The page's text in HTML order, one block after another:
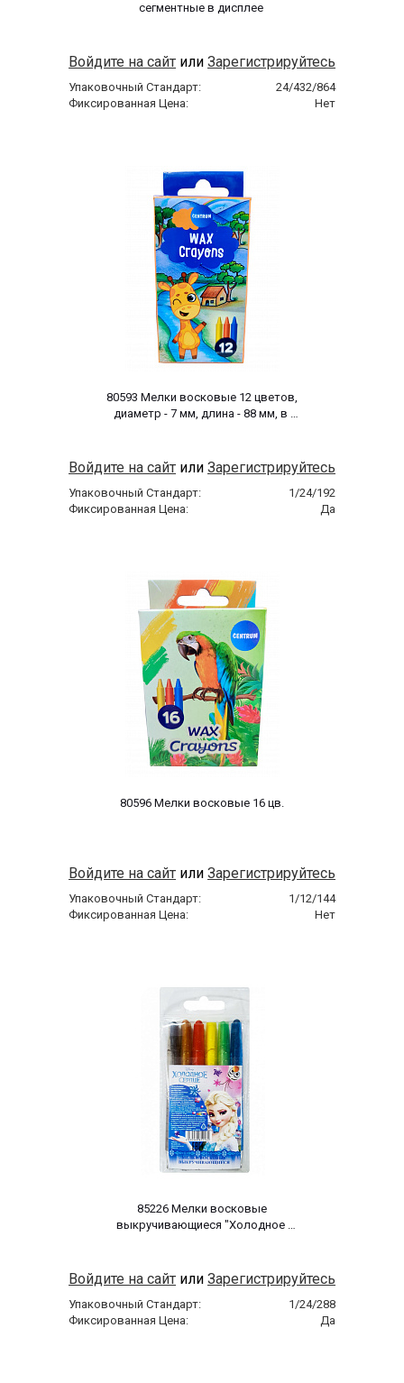
сегментные в дисплее
Войдите на сайт или Зарегистрируйтесь
Упаковочный Стандарт:
24/432/864
Фиксированная Цена:
Нет
80593 Мелки восковые 12 цветов,
диаметр - 7 мм, длина - 88 мм, в
Войдите на сайт или Зарегистрируйтесь
Упаковочный Стандарт:
1/24/192
Фиксированная Цена:
Да
Войдите на сайт или Зарегистрируйтесь
Упаковочный Стандарт:
1/12/144
Фиксированная Цена:
Нет
85226 Мелки восковые
выкручивающиеся "Холодное
европодвесом.
Войдите на сайт или Зарегистрируйтесь
Упаковочный Стандарт:
1/24/288
Фиксированная Цена:
Да